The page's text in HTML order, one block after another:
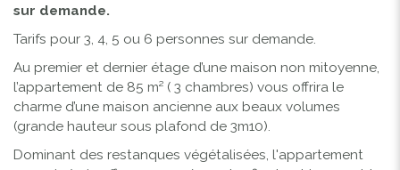
sur demande.
Tarifs pour 3, 4, 5 ou 6 personnes sur demande.
Au premier et dernier étage d’une maison non mitoyenne,
l’appartement de 85 m² ( 3 chambres) vous offrira le
charme d’une maison ancienne aux beaux volumes
(grande hauteur sous plafond de 3m10).
Dominant des restanques végétalisées, l'appartement